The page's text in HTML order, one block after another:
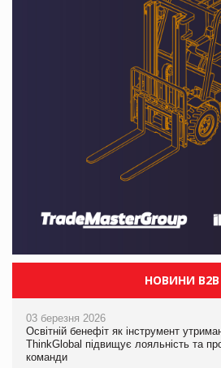
НОВИНИ B2B
03 березня 2026
Освітній бенефіт як інструмент
ThinkGlobal підвищує лояльність та
команди